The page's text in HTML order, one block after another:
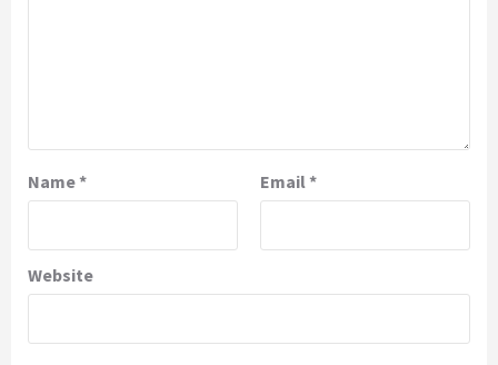
Name* Email *
Website